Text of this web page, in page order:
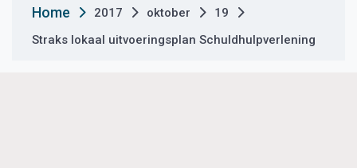
Home 2017 oktober
19
Straks lokaal uitvoeringsplan Schuldhulpverlening